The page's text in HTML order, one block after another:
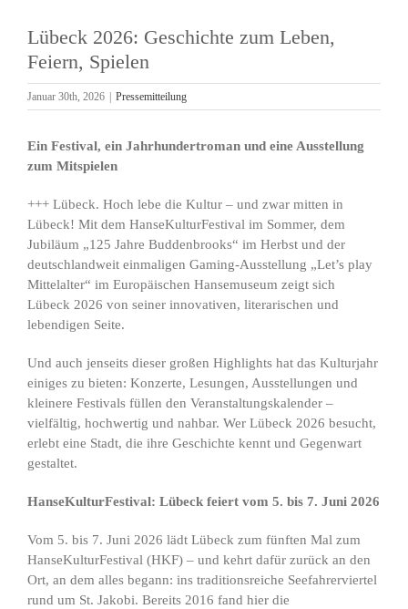
Lübeck 2026: Geschichte zum Leben,
Feiern, Spielen
Januar 30th, 2026 Pressemitteilung
Ein Festival, ein Jahrhundertroman und eine Ausstellung
zum Mitspielen
+++ Lübeck. Hoch lebe die Kultur – und zwar mitten in
Lübeck! Mit dem HanseKulturFestival im Sommer, dem
Jubiläum „125 Jahre Buddenbrooks“ im Herbst und der
deutschlandweit einmaligen Gaming-Ausstellung „Let’s play
Mittelalter“ im Europäischen Hansemuseum zeigt sich
Lübeck 2026 von seiner innovativen, literarischen und
lebendigen Seite.
Und auch jenseits dieser großen Highlights hat das Kulturjahr
einiges zu bieten: Konzerte, Lesungen, Ausstellungen und
kleinere Festivals füllen den Veranstaltungskalender –
vielfältig, hochwertig und nahbar. Wer Lübeck 2026 besucht,
erlebt eine Stadt, die ihre Geschichte kennt und Gegenwart
gestaltet.
HanseKulturFestival: Lübeck feiert vom 5. bis 7. Juni 2026
Vom 5. bis 7. Juni 2026 lädt Lübeck zum fünften Mal zum
HanseKulturFestival (HKF) – und kehrt dafür zurück an den
Ort, an dem alles begann: ins traditionsreiche Seefahrerviertel
rund um St. Jakobi. Bereits 2016 fand hier die